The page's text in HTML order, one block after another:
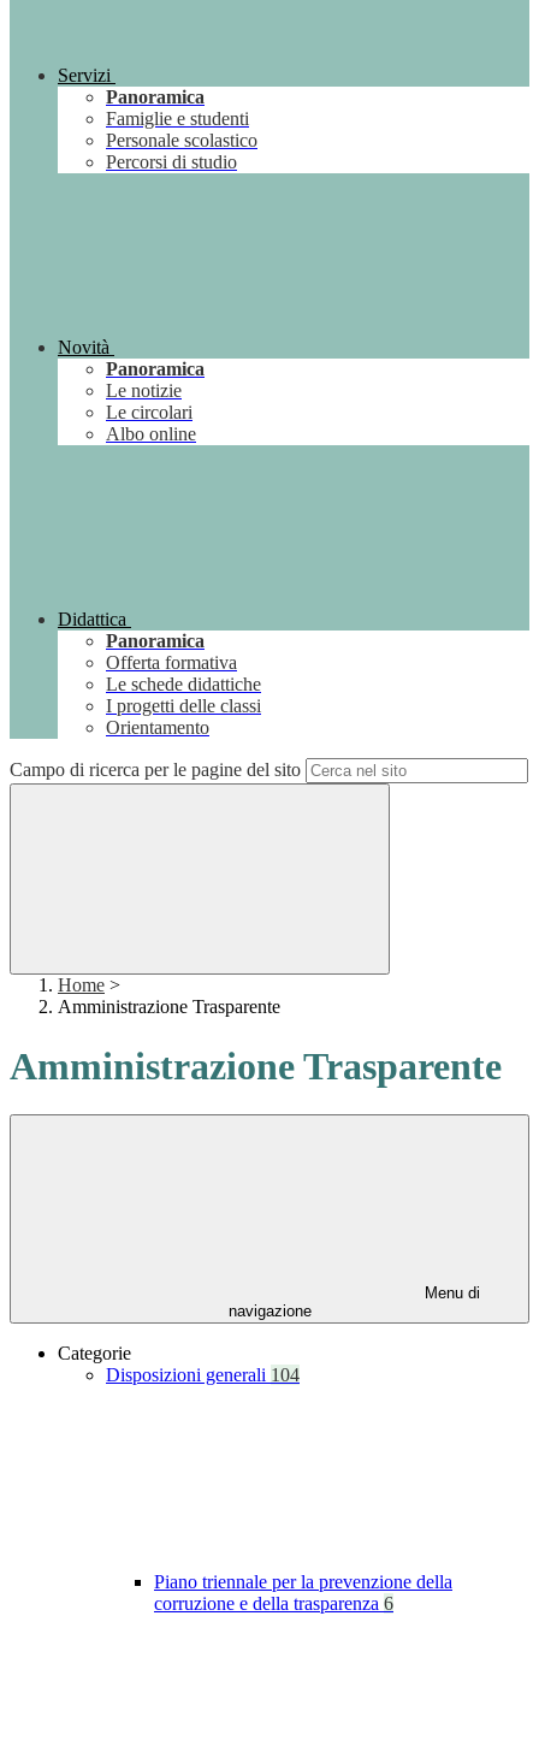
Servizi
Panoramica
Famiglie e studenti
Personale scolastico
Percorsi di studio
Novità
Panoramica
Le notizie
Le circolari
Albo online
Didattica
Panoramica
Offerta formativa
Le schede didattiche
I progetti delle classi
Orientamento
Campo di ricerca per le pagine del sito
Home >
Amministrazione Trasparente
Amministrazione Trasparente
Menu di
navigazione
Categorie
Disposizioni generali 104
Piano triennale per la prevenzione della
corruzione e della trasparenza 6